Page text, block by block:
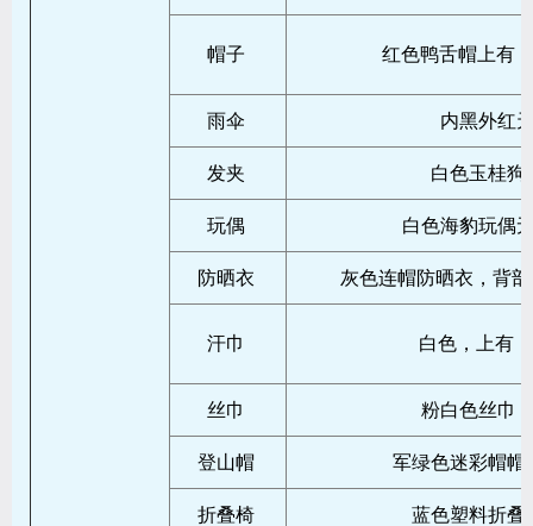
帽子 红色鸭舌帽上有
雨伞 内黑外红
发夹 白色玉桂狗
玩偶 白色海豹玩偶
防晒衣 灰色连帽防晒衣，背
汗巾 白色，上有
丝巾 粉白色丝巾
登山帽 军绿色迷彩帽帽
折叠椅 蓝色塑料折叠